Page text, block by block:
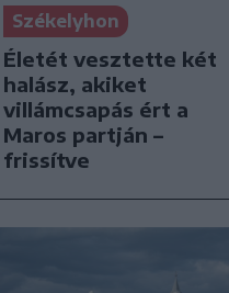
Székelyhon
Életét vesztette két
halász, akiket
villámcsapás ért a
Maros partján –
frissítve